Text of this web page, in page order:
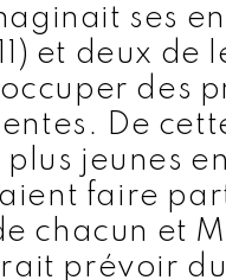
ses
et deux de
des
De
plus jeunes
faire
chacun et
prévoir